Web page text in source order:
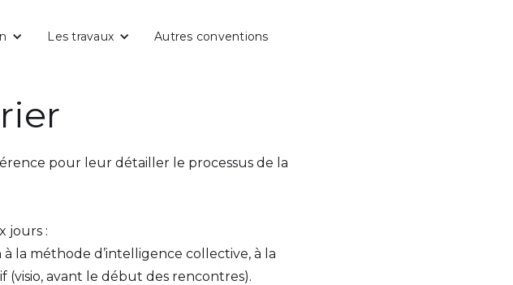
Les travaux Autres conventions
pour leur détailler le processus de la
jours :
à la méthode d’intelligence collective, à la
(visio, avant le début des rencontres).